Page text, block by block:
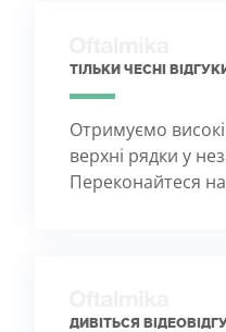
ТІЛЬКИ ЧЕСНІ
Отримуємо
верхні рядки у
Переконайтеся на
ДИВІТЬСЯ